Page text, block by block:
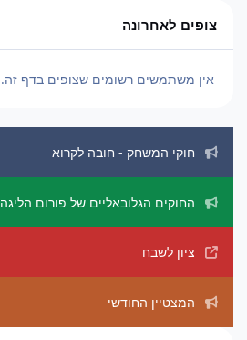
צופים לאחרונה
אין משתמשים רשומים שצופים בדף זה.
חוקי המשחק - חובה לקרוא
החוקים הגלובאליים של פורום הליגה
ציון לשבח
המצטיין החודשי